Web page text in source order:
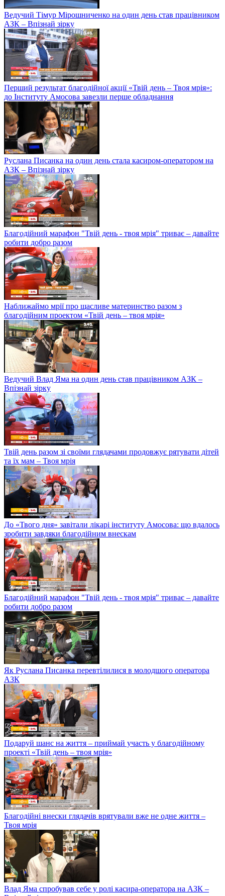
Ведучий Тімур Мірошниченко на один день став працівником
АЗК – Впізнай зірку
Перший результат благодійної акції «Твій день – Твоя мрія»:
до Інституту Амосова завезли перше обладнання
Руслана Писанка на один день стала касиром-оператором на
АЗК – Впізнай зірку
Благодійний марафон "Твій день - твоя мрія" триває – давайте
робити добро разом
Наближаймо мрії про щасливе материнство разом з
благодійним проектом «Твій день – твоя мрія»
Ведучий Влад Яма на один день став працівником АЗК –
Впізнай зірку
Твій день разом зі своїми глядачами продовжує рятувати дітей
та їх мам – Твоя мрія
До «Твого дня» завітали лікарі інституту Амосова: що вдалось
зробити завдяки благодійним внескам
Благодійний марафон "Твій день - твоя мрія" триває – давайте
робити добро разом
Як Руслана Писанка перевтілилися в молодшого оператора
АЗК
Подаруй шанс на життя – приймай участь у благодійному
проекті «Твій день – твоя мрія»
Благодійні внески глядачів врятували вже не одне життя –
Твоя мрія
Влад Яма спробував себе у ролі касира-оператора на АЗК –